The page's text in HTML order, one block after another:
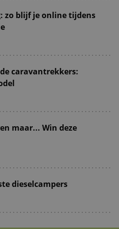
zo blijf je online tijdens
caravantrekkers:
maar... Win deze
dieselcampers